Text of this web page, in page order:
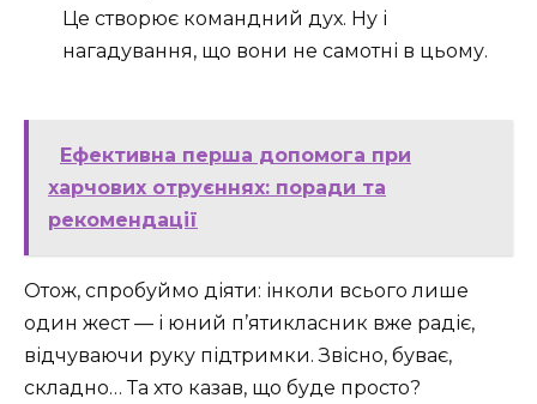
Це створює командний дух. Ну і
нагадування, що вони не самотні в цьому.
Ефективна перша допомога при
харчових отруєннях: поради та
рекомендації
Отож, спробуймо діяти: інколи всього лише
один жест — і юний п’ятикласник вже радіє,
відчуваючи руку підтримки. Звісно, буває,
складно… Та хто казав, що буде просто?